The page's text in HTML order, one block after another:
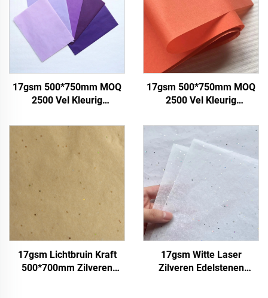
17gsm 500*750mm MOQ
2500 Vel Kleurig
Groothandel Hoekwaliteit
Voedsel Geschenk
Verpakking
Verpakkingspapier
17gsm 500*750mm MOQ
2500 Vel Kleurig
Groothandel Hoekwaliteit
Voedsel Geschenk
Verpakking
Verpakkingspapier
17gsm Lichtbruin Kraft
500*700mm Zilveren
17gsm Witte Laser
Zilveren Edelstenen